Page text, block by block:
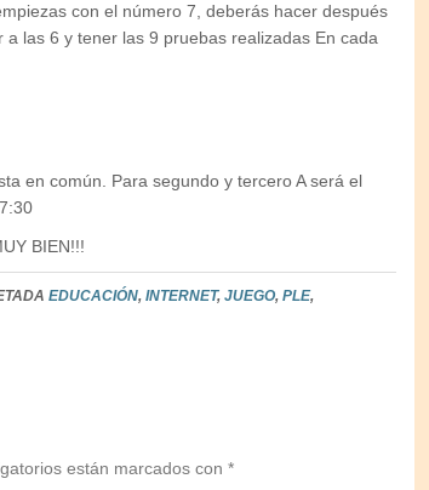
con el número 7, deberás hacer después
las 6 y tener las 9 pruebas realizadas En cada
en común. Para segundo y tercero A será el
BIEN!!!
EDUCACIÓN, INTERNET, JUEGO, PLE,
están marcados con *